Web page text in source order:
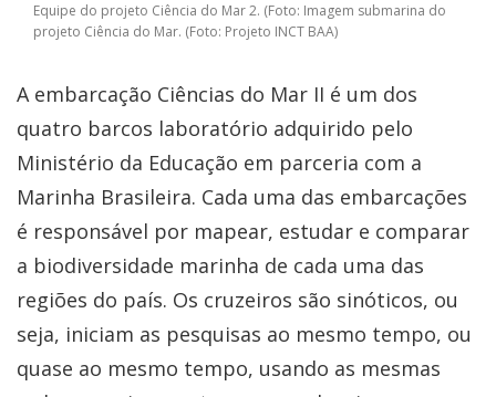
Equipe do projeto Ciência do Mar 2. (Foto: Imagem submarina do
projeto Ciência do Mar. (Foto: Projeto INCT BAA)
A embarcação Ciências do Mar II é um dos
quatro barcos laboratório adquirido pelo
Ministério da Educação em parceria com a
Marinha Brasileira. Cada uma das embarcações
é responsável por mapear, estudar e comparar
a biodiversidade marinha de cada uma das
regiões do país. Os cruzeiros são sinóticos, ou
seja, iniciam as pesquisas ao mesmo tempo, ou
quase ao mesmo tempo, usando as mesmas